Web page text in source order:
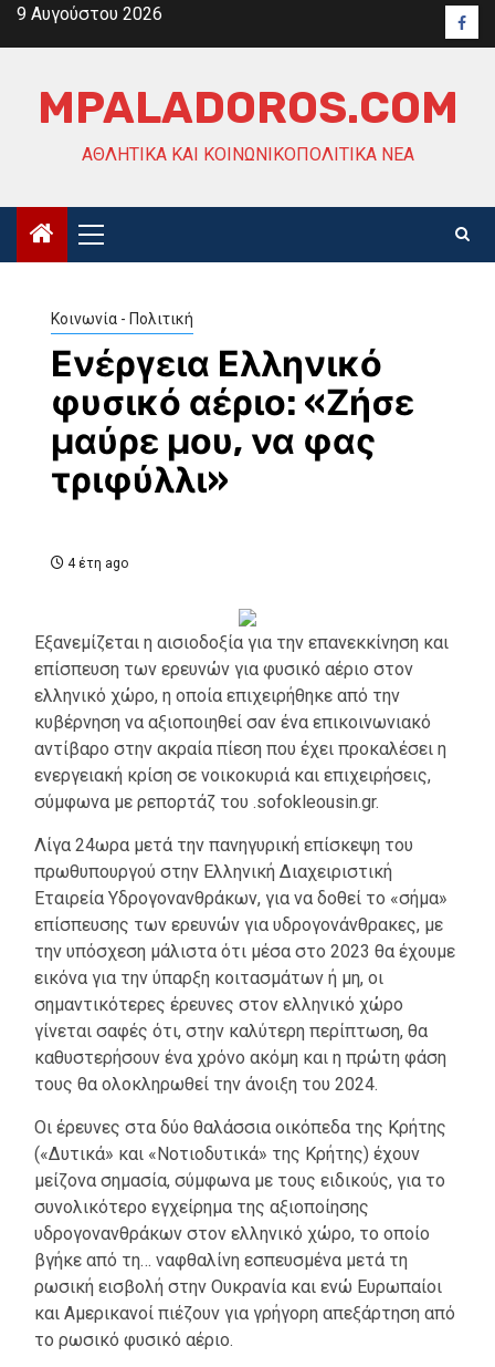
Skip9 Αυγούστου 2026
MPALADOROS.COM
ΑΘΛΗΤΙΚΆ ΚΑΙ ΚΟΙΝΩΝΙΚΟΠΟΛΙΤΙΚΆ ΝΈΑ
Primary
Menu
Κοινωνία - Πολιτική
Ενέργεια Ελληνικό
φυσικό αέριο: «Ζήσε
μαύρε μου, να φας
τριφύλλι»
4 έτη ago
Εξανεμίζεται η αισιοδοξία για την επανεκκίνηση και
επίσπευση των ερευνών για φυσικό αέριο στον
ελληνικό χώρο, η οποία επιχειρήθηκε από την
κυβέρνηση να αξιοποιηθεί σαν ένα επικοινωνιακό
αντίβαρο στην ακραία πίεση που έχει προκαλέσει η
ενεργειακή κρίση σε νοικοκυριά και επιχειρήσεις,
σύμφωνα με ρεπορτάζ του .sofokleousin.gr.
Λίγα 24ωρα μετά την πανηγυρική επίσκεψη του
πρωθυπουργού στην Ελληνική Διαχειριστική
Εταιρεία Υδρογονανθράκων, για να δοθεί το «σήμα»
επίσπευσης των ερευνών για υδρογονάνθρακες, με
την υπόσχεση μάλιστα ότι μέσα στο 2023 θα έχουμε
εικόνα για την ύπαρξη κοιτασμάτων ή μη, οι
σημαντικότερες έρευνες στον ελληνικό χώρο
γίνεται σαφές ότι, στην καλύτερη περίπτωση, θα
καθυστερήσουν ένα χρόνο ακόμη και η πρώτη φάση
τους θα ολοκληρωθεί την άνοιξη του 2024.
Οι έρευνες στα δύο θαλάσσια οικόπεδα της Κρήτης
(«Δυτικά» και «Νοτιοδυτικά» της Κρήτης) έχουν
μείζονα σημασία, σύμφωνα με τους ειδικούς, για το
συνολικότερο εγχείρημα της αξιοποίησης
υδρογονανθράκων στον ελληνικό χώρο, το οποίο
βγήκε από τη… ναφθαλίνη εσπευσμένα μετά τη
ρωσική εισβολή στην Ουκρανία και ενώ Ευρωπαίοι
και Αμερικανοί πιέζουν για γρήγορη απεξάρτηση από
το ρωσικό φυσικό αέριο.